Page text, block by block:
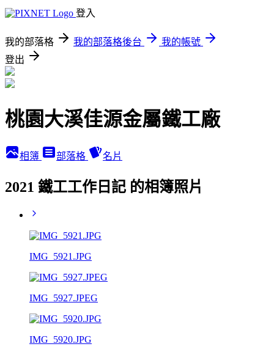
登入
我的部落格 我的部落格後台
我的帳號
登出
桃園大溪佳源金屬鐵工廠
相簿 部落格 名片
2021 鐵工工作日記 的相簿照片
IMG_5921.JPG
IMG_5927.JPEG
IMG_5920.JPG